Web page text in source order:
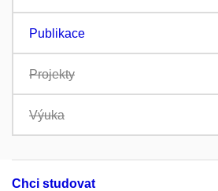
Publikace
Projekty
Výuka
Chci studovat